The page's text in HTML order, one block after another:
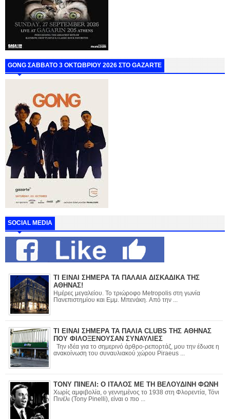
GONG ΣΑΒΒΑΤΟ 3 ΟΚΤΩΒΡΙΟΥ 2026 ΣΤΟ GAZARTE
SOCIAL MEDIA
ΤΙ ΕΙΝΑΙ ΣΗΜΕΡΑ ΤΑ ΠΑΛΑΙΑ ΔΙΣΚΑΔΙΚΑ ΤΗΣ
ΑΘΗΝΑΣ!
Ημέρες μεγαλείου. Το τριώροφο Metropolis στη γωνία
Πανεπιστημίου και Εμμ. Μπενάκη. Από την ...
ΤΙ ΕΙΝΑΙ ΣΗΜΕΡΑ ΤΑ ΠΑΛΙΑ CLUBS ΤΗΣ ΑΘΗΝΑΣ
ΠΟΥ ΦΙΛΟΞΕΝΟΥΣΑΝ ΣΥΝΑΥΛΙΕΣ
Την ιδέα για το σημερινό άρθρο-ρεπορτάζ, μου την έδωσε η
ανακοίνωση του συναυλιακού χώρου Piraeus ...
ΤΟΝΥ ΠΙΝΕΛΙ: Ο ΙΤΑΛΟΣ ΜΕ ΤΗ ΒΕΛΟΥΔΙΝΗ ΦΩΝΗ
Χωρίς αμφιβολία, ο γεννημένος το 1938 στη Φλορεντία, Τόνι
Πινέλι (Tony Pinelli), είναι ο πιο ...